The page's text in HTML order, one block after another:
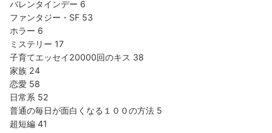
バレンタインデー 6
ファンタジー・SF 53
ホラー 6
ミステリー 17
子育てエッセイ20000回のキス 38
家族 24
恋愛 58
日常系 52
普通の毎日が面白くなる１００の方法 5
超短編 41